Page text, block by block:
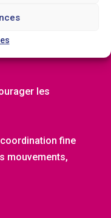
avec les
les
fine